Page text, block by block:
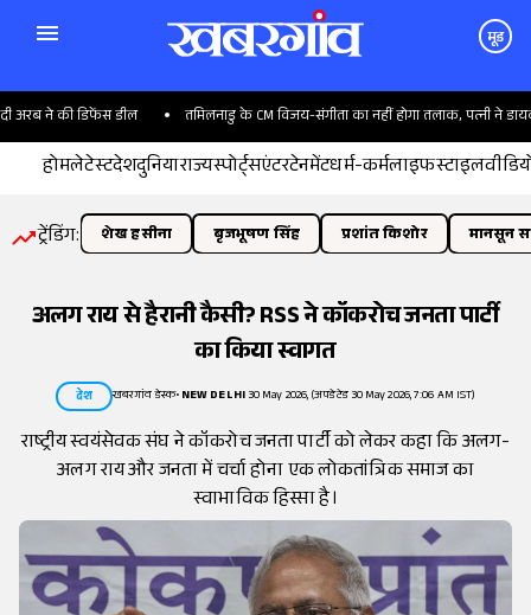
मूड
ने की डिफेंस डील तमिलनाडु के CM विजय-संगीता का नहीं होगा तलाक, पत्नी ने
होमलेटेस्टदेशदुनियाराज्यस्पोर्ट्सएंटरटेनमेंटधर्म-कर्मलाइफस्टाइल
ट्रेंडिंग: शेख हसीना बृजभूषण सिंह प्रशांत किशोर मानसून
अलग राय से हैरानी कैसी? RSS ने कॉकरोच जनता पार्टी
का किया स्वागत
देश खबरगांव डेस्क•NEW DELHI30 May 2026, (अपडेटेड 30 May 2026, 7:06 AM IST)
राष्ट्रीय स्वयंसेवक संघ ने कॉकरोच जनता पार्टी को लेकर कहा कि अलग-
अलग राय और जनता में चर्चा होना एक लोकतांत्रिक समाज का
स्वाभाविक हिस्सा है।